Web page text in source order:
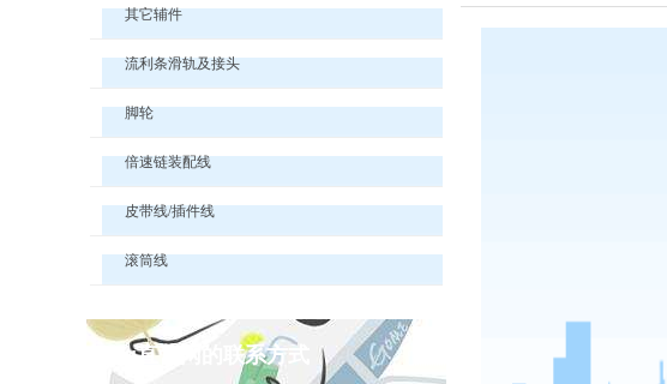
其它辅件
流利条滑轨及接头
脚轮
倍速链装配线
皮带线/插件线
滚筒线
pg直营网的联系方式